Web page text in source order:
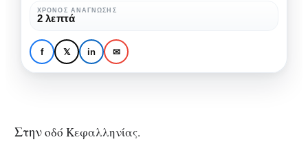
ΘΈΑΤΡΟ ΚΡΙΤΙΚΈΣ ΘΕΑΤΡΙΚΏΝ ΠΑΡΑΣΤΆΣΕΩΝ
Κριτική της παράστασης
“Καλοπροαίρετοι θεατρίνοι”
του Pierre de Marivaux, στο
Τόπος Αλλού
θεατρίνοι”
του
Pierre
de
Τόπος
Αλλού
ΧΡΌΝΟΣ ΑΝΆΓΝΩΣΗΣ
2 λεπτά
f 𝕏 in ✉
Στηνοδό Κεφαλληνίας.